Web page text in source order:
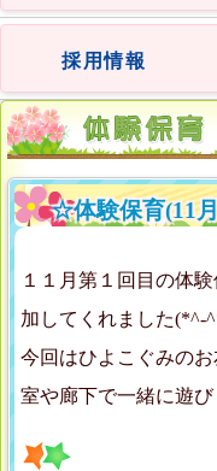
採用情報
☆体験保育(11
１１月第１回目の体
加してくれました(*^-
今回はひよこぐみの
室や廊下で一緒に遊び